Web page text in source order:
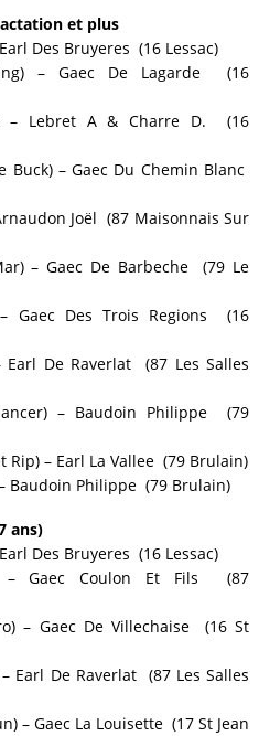
et plus
Des Bruyeres (16 Lessac)
– Gaec De Lagarde (16
– Lebret A & Charre D. (16
Buck) – Gaec Du Chemin Blanc
Joël (87 Maisonnais Sur
– Gaec De Barbeche (79 Le
Gaec Des Trois Regions (16
De Raverlat (87 Les Salles
– Baudoin Philippe (79
Rip) – Earl La Vallee (79 Brulain)
Baudoin Philippe (79 Brulain)
ans)
Des Bruyeres (16 Lessac)
– Gaec Coulon Et Fils (87
– Gaec De Villechaise (16 St
Earl De Raverlat (87 Les Salles
– Gaec La Louisette (17 St Jean